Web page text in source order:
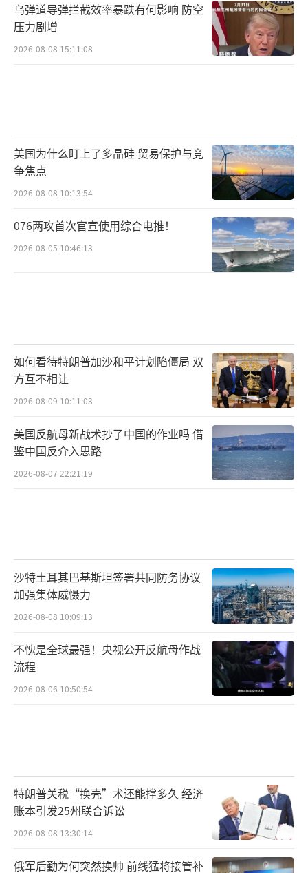
乌弹道导弹拦截效率暴跌有何影响 防空
压力剧增
2026-08-08 15:11:08
美国为什么盯上了多晶硅 贸易保护与竞
争焦点
2026-08-08 10:13:54
076两攻首次官宣使用综合电推！
2026-08-05 10:46:13
如何看待特朗普加沙和平计划陷僵局 双
方互不相让
2026-08-09 10:11:03
美国反航母新战术抄了中国的作业吗 借
鉴中国反介入思路
2026-08-07 22:21:19
沙特土耳其巴基斯坦签署共同防务协议
加强集体威慑力
2026-08-08 10:09:13
不愧是全球最强！央视公开反航母作战
流程
2026-08-06 10:50:54
特朗普关税“换壳”术还能撑多久 经济
账本引发25州联合诉讼
2026-08-08 13:30:14
俄军后勤为何突然换帅 前线猛将接管补